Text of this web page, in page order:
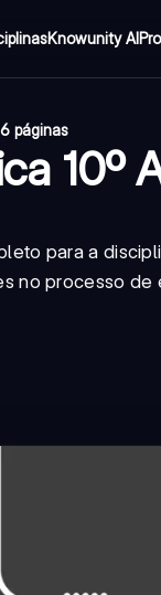
Knowunity AI
páginas
10º
para a
no processo